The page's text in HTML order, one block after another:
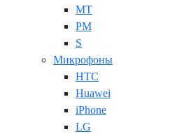
MT
PM
S
Микрофоны
HTC
Huawei
iPhone
LG